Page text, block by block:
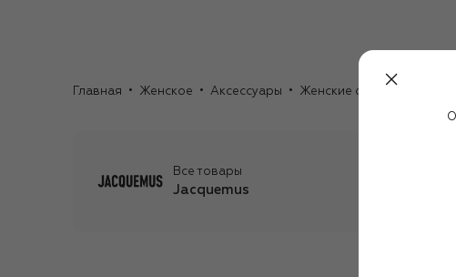
Главная Женское Аксессуары Женские очки
Все товары
Jacquemus